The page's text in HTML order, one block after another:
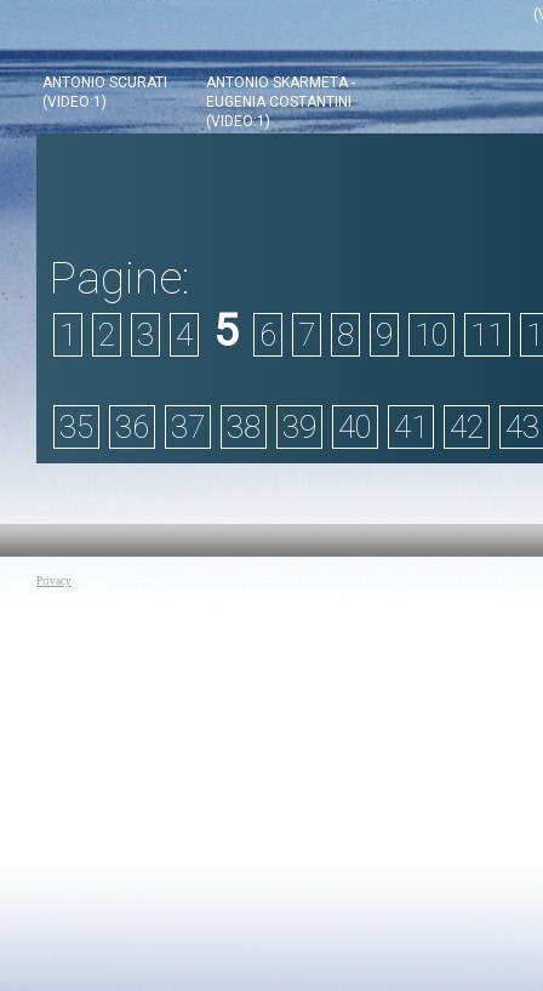
ANTONIO SCURATI
(VIDEO:1)
ANTONIO SKARMETA -
EUGENIA COSTANTINI
(VIDEO:1)
Pagine:
1 2 3 4 5 6 7 8 9 10 11
35 36 37 38 39 40 41 42 43
Privacy